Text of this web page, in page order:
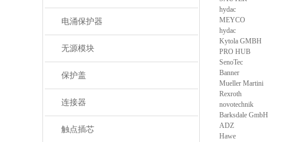
电涌保护器
无源模块
保护盖
连接器
触点插芯
hydac
MEYCO
hydac
Kytola GMBH
PRO HUB
SenoTec
Banner
Mueller Martini
Rexroth
novotechnik
Barksdale GmbH
ADZ
Hawe